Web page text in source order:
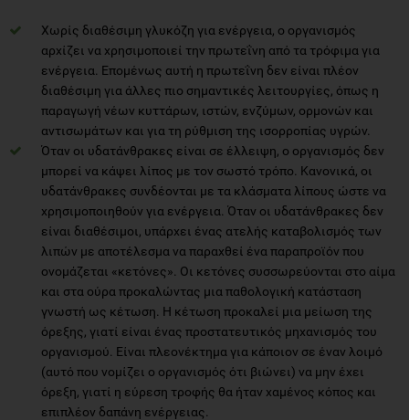
Χωρίς διαθέσιμη γλυκόζη για ενέργεια, ο οργανισμός
αρχίζει να χρησιμοποιεί την πρωτεΐνη από τα τρόφιμα για
ενέργεια. Επομένως αυτή η πρωτεΐνη δεν είναι πλέον
διαθέσιμη για άλλες πιο σημαντικές λειτουργίες, όπως η
παραγωγή νέων κυττάρων, ιστών, ενζύμων, ορμονών και
αντισωμάτων και για τη ρύθμιση της ισορροπίας υγρών.
Όταν οι υδατάνθρακες είναι σε έλλειψη, ο οργανισμός δεν
μπορεί να κάψει λίπος με τον σωστό τρόπο. Κανονικά, οι
υδατάνθρακες συνδέονται με τα κλάσματα λίπους ώστε να
χρησιμοποιηθούν για ενέργεια. Όταν οι υδατάνθρακες δεν
είναι διαθέσιμοι, υπάρχει ένας ατελής καταβολισμός των
λιπών με αποτέλεσμα να παραχθεί ένα παραπροϊόν που
ονομάζεται «κετόνες». Οι κετόνες συσσωρεύονται στο αίμα
και στα ούρα προκαλώντας μια παθολογική κατάσταση
γνωστή ως κέτωση. Η κέτωση προκαλεί μια μείωση της
όρεξης, γιατί είναι ένας προστατευτικός μηχανισμός του
οργανισμού. Είναι πλεονέκτημα για κάποιον σε έναν λοιμό
(αυτό που νομίζει ο οργανισμός ότι βιώνει) να μην έχει
όρεξη, γιατί η εύρεση τροφής θα ήταν χαμένος κόπος και
επιπλέον δαπάνη ενέργειας.